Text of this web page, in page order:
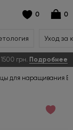
0 0
Уход за
грн. Подробнее
для наращивания